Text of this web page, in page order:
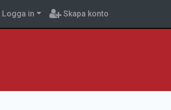
Logga in Skapa konto